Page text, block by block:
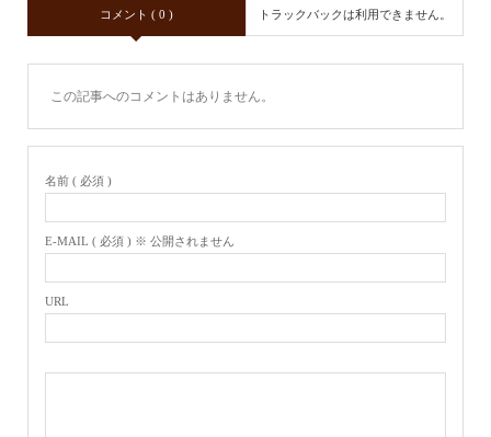
コメント ( 0 ) トラックバックは利用できません。
この記事へのコメントはありません。
名前 ( 必須 )
E-MAIL ( 必須 ) ※ 公開されません
URL